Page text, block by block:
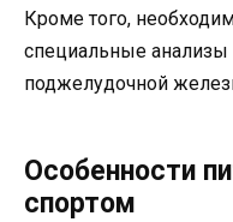
Кроме того,
специальные анализы
поджелудочной
Особенности
спортом